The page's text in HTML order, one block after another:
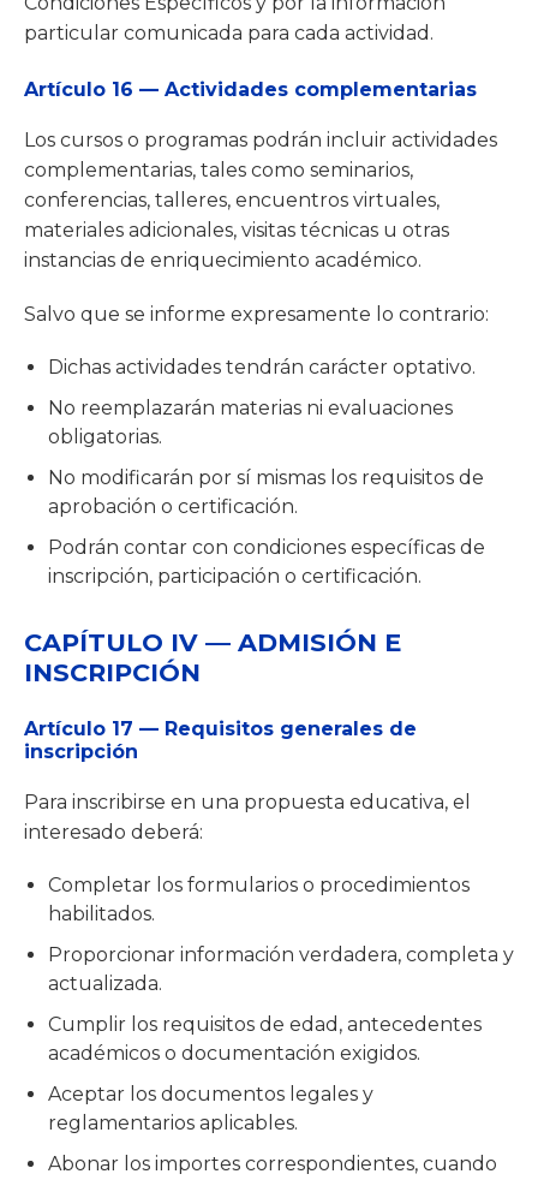
particular comunicada para cada actividad.
Artículo 16 — Actividades complementarias
Los cursos o programas podrán incluir actividades
complementarias, tales como seminarios,
conferencias, talleres, encuentros virtuales,
materiales adicionales, visitas técnicas u otras
instancias de enriquecimiento académico.
Salvo que se informe expresamente lo contrario:
Dichas actividades tendrán carácter optativo.
No reemplazarán materias ni evaluaciones
obligatorias.
No modificarán por sí mismas los requisitos de
aprobación o certificación.
Podrán contar con condiciones específicas de
inscripción, participación o certificación.
CAPÍTULO IV — ADMISIÓN E
INSCRIPCIÓN
Artículo 17 — Requisitos generales de
inscripción
Para inscribirse en una propuesta educativa, el
interesado deberá:
Completar los formularios o procedimientos
habilitados.
Proporcionar información verdadera, completa y
actualizada.
Cumplir los requisitos de edad, antecedentes
académicos o documentación exigidos.
Aceptar los documentos legales y
reglamentarios aplicables.
Abonar los importes correspondientes, cuando